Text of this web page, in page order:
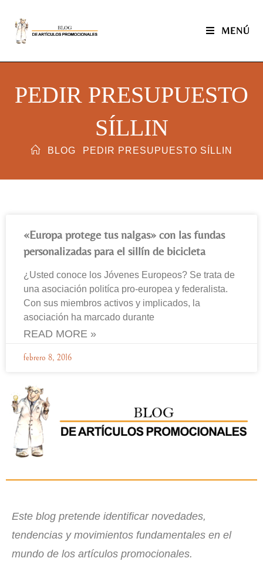
MENÚ
PEDIR PRESUPUESTO
SÍLLIN
BLOG PEDIR PRESUPUESTO SÍLLIN
«Europa protege tus nalgas» con las fundas
personalizadas para el sillín de bicicleta
¿Usted conoce los Jóvenes Europeos? Se trata de
una asociación politíca pro-europea y federalista.
Con sus miembros activos y implicados, la
asociación ha marcado durante
READ MORE »
febrero 8, 2016
Este blog pretende identificar novedades,
tendencias y movimientos fundamentales en el
mundo de los artículos promocionales.